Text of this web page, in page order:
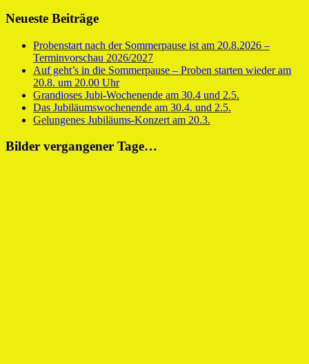
Neueste Beiträge
Probenstart nach der Sommerpause ist am 20.8.2026 –
Terminvorschau 2026/2027
Auf geht’s in die Sommerpause – Proben starten wieder am
20.8. um 20.00 Uhr
Grandioses Jubi-Wochenende am 30.4 und 2.5.
Das Jubiläumswochenende am 30.4. und 2.5.
Gelungenes Jubiläums-Konzert am 20.3.
Bilder vergangener Tage…